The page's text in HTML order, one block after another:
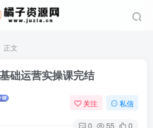
正文
础运营实操课完结
关注 私信
0 55 0